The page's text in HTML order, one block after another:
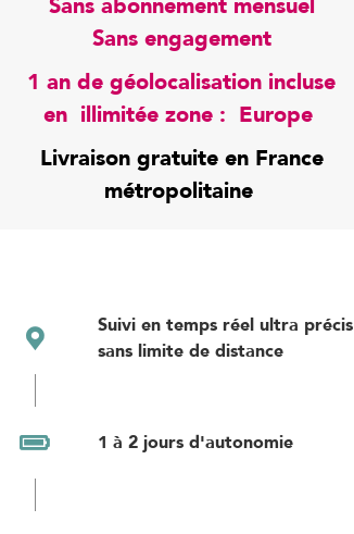
Sans abonnement mensuel
Sans engagement
1 an de géolocalisation incluse
en illimitée zone : Europe
Livraison gratuite en France
métropolitaine
Suivi en temps réel ultra précis
sans limite de distance
1 à 2 jours d'autonomie